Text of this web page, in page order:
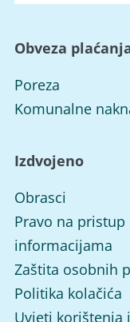
Obveza
Poreza
Komunalne
Izdvojeno
Obrasci
Pravo na pristup
informacijama
Zaštita osobnih
Politika kolačića
Uvjeti korištenja